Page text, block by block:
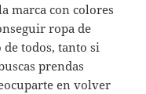
marca con colores
ropa de
todos, tanto si
prendas
en volver